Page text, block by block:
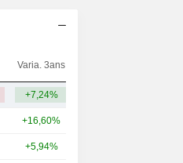
Varia. 3ans
+7,24%
+16,60%
+5,94%